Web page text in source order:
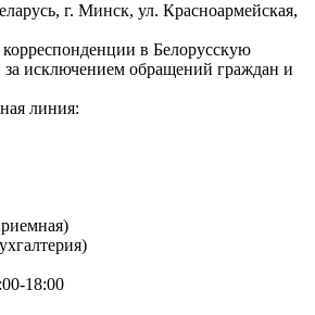
г. Минск, ул. Красноармейская,
корреспонденции в Белорусскую
за исключением обращений граждан и
линия:
18:00